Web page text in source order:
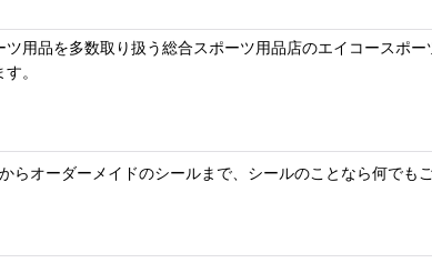
用品を多数取り扱う総合スポーツ用品店のエイコースポ
。
オーダーメイドのシールまで、シールのことなら何でもご